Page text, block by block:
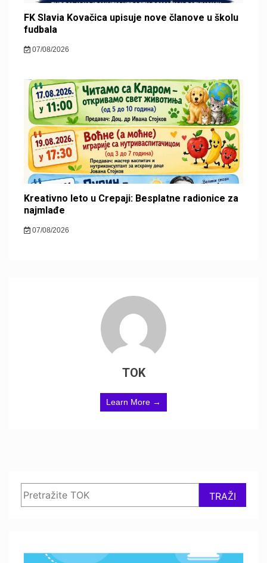
FK Slavia Kovačica upisuje nove članove u školu
fudbala
07/08/2026
Kreativno leto u Crepaji: Besplatne radionice za
najmlađe
07/08/2026
TOK
Learn More →
TRAŽI